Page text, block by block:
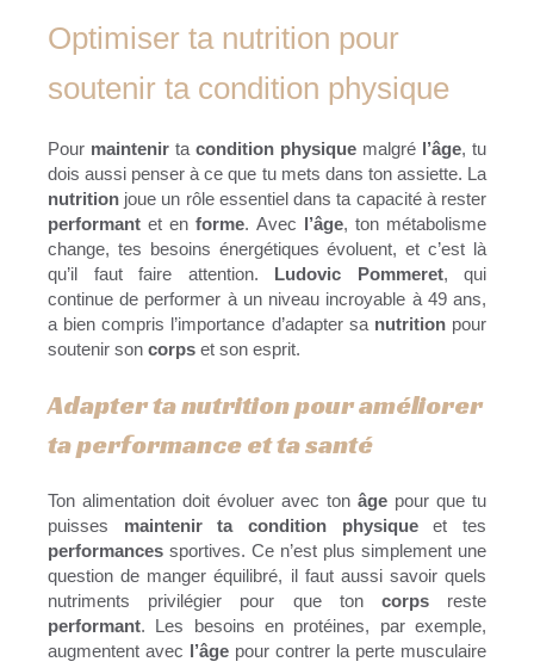
Optimiser ta nutrition pour
soutenir ta condition physique
Pour maintenir ta condition physique malgré l’âge, tu
dois aussi penser à ce que tu mets dans ton assiette. La
nutrition joue un rôle essentiel dans ta capacité à rester
performantet enforme. Avec l’âge, ton métabolisme
change, tes besoins énergétiques évoluent, et c’est là
qu’il faut faire attention. Ludovic Pommeret, qui
continue de performer à un niveau incroyable à 49 ans,
a bien compris l’importance d’adapter sa nutritionpour
soutenir son corps et son esprit.
Adapter ta nutrition pour améliorer
ta performance et ta santé
Ton alimentation doit évoluer avec ton âge pour que tu
puisses maintenir ta condition physiqueet tes
performances sportives. Ce n’est plus simplement une
question de manger équilibré, il faut aussi savoir quels
nutriments privilégier pour que ton corpsreste
performant. Les besoins en protéines, par exemple,
augmentent avec l’âge pour contrer la perte musculaire